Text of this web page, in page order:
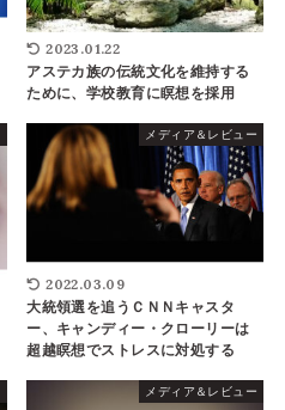
2023.01.22
アステカ族の伝統文化を維持する
ために、学校教育に瞑想を採用
メディア＆レビュー
2022.03.09
大統領選を追うＣＮＮキャスタ
ー、キャンディー・クローリーは
超越瞑想でストレスに対処する
メディア＆レビュー